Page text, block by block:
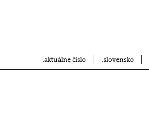
aktuálne číslo slovensko